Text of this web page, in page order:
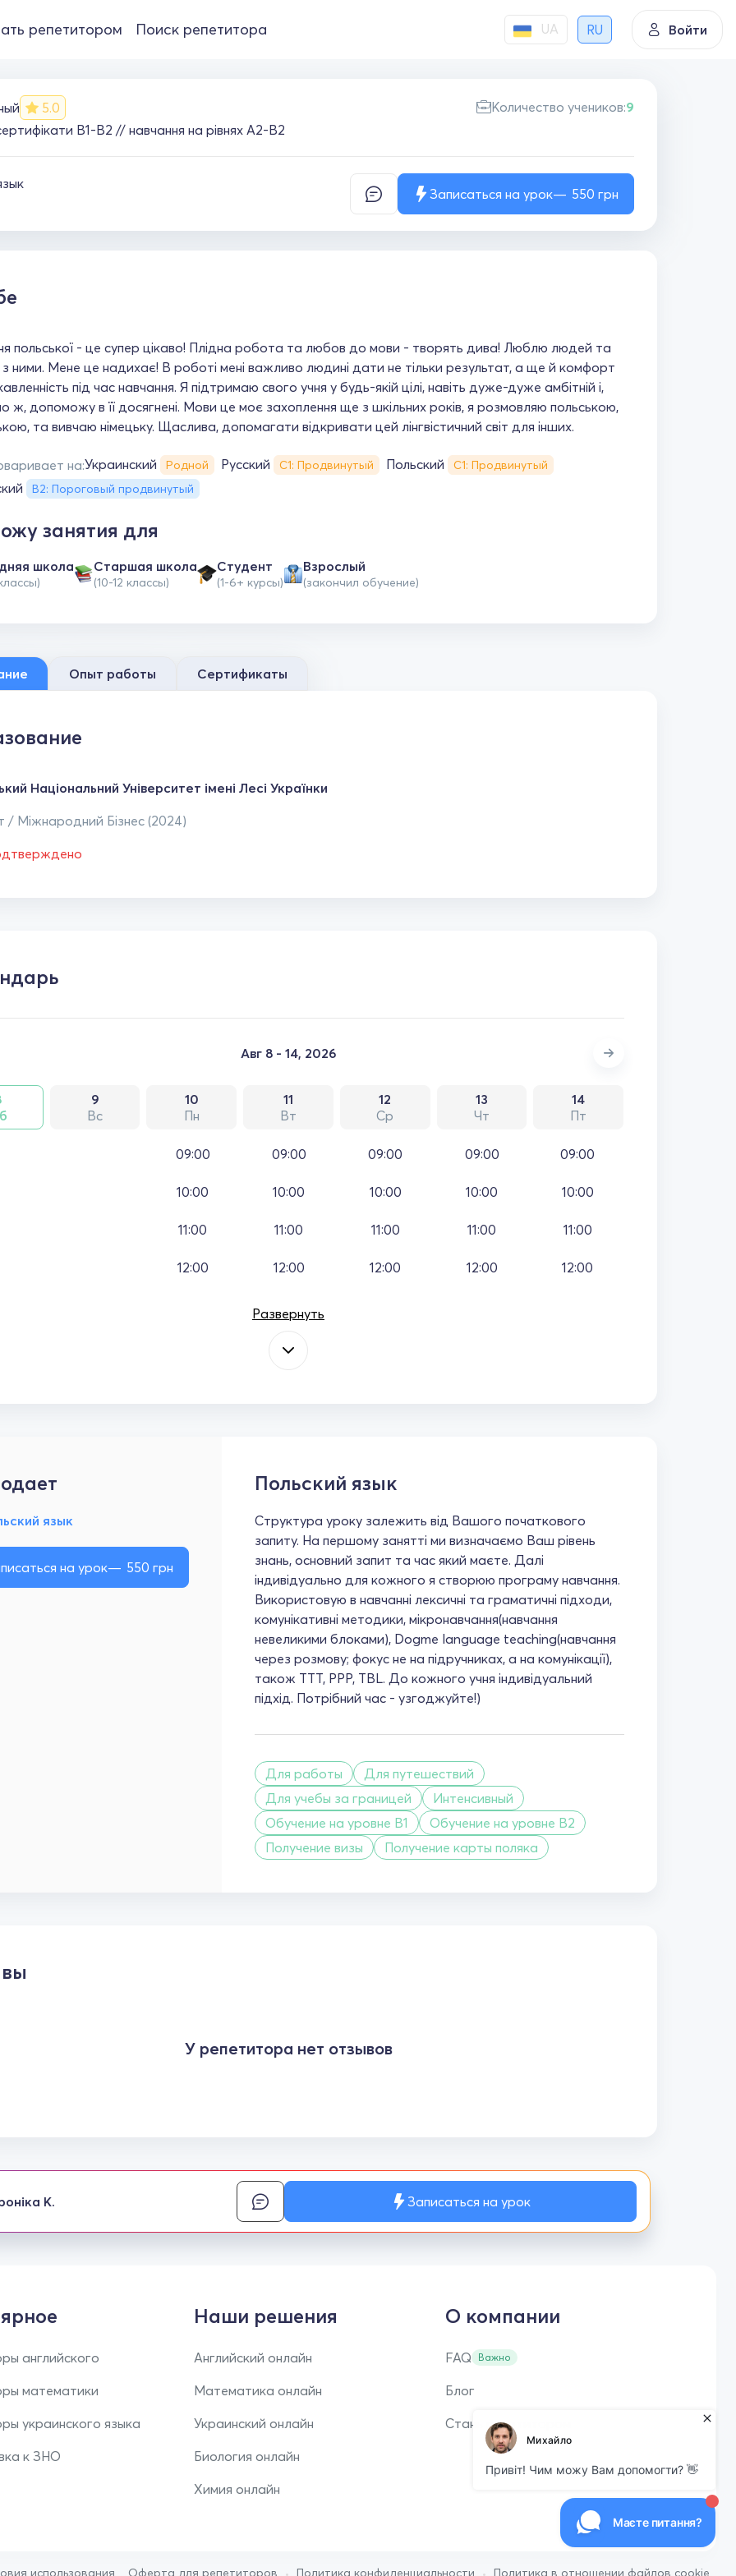
репетитором Поиск репетитора UA RU Войти
5.0
В1-В2 // навчання на рівнях А2-В2
Количество учеников:9
Записаться на урок 550 грн
польської - це супер цікаво! Плідна робота та любов до мови - творять дива! Люблю людей та
ними. Мене це надихає! В роботі мені важливо людині дати не тільки результат, а ще й комфорт
під час навчання. Я підтримаю свого учня у будь-якій цілі, навіть дуже-дуже амбітній і,
ж, допоможу в її досягнені. Мови це моє захоплення ще з шкільних років, я розмовляю польською,
та вивчаю німецьку. Щаслива, допомагати відкривати цей лінгвістичний світ для інших.
на:Украинский Родной Русский С1: Продвинутый Польский С1: Продвинутый
B2: Пороговый продвинутый
занятия для
школа Cтаршая школа
(10-12 классы)
Студент
(1-6+ курсы)
Взрослый
(закончил обучение)
Опыт работы Сертификаты
Національний Університет імені Лесі Українки
/ Міжнародний Бізнес (2024)
Авг 8 - 14, 2026
9
Вс
10
Пн
11
Вт
12
Ср
13
Чт
14
Пт
09:00
10:00
11:00
12:00
09:00
10:00
11:00
12:00
09:00
10:00
11:00
12:00
09:00
10:00
11:00
12:00
09:00
10:00
11:00
12:00
Развернуть
язык
на урок 550 грн
Польский язык
Структура уроку залежить від Вашого початкового
запиту. На першому занятті ми визначаємо Ваш рівень
знань, основний запит та час який маєте. Далі
індивідуально для кожного я створюю програму навчання.
Використовую в навчанні лексичні та граматичні підходи,
комунікативні методики, мікронавчання(навчання
невеликими блоками), Dogme language teaching(навчання
через розмову; фокус не на підручниках, а на комунікації),
також ТТТ, РРР, TBL. До кожного учня індивідуальний
підхід. Потрібний час - узгоджуйте!)
Для работы
Для путешествий
Для учебы за границей
Интенсивный
Обучение на уровне B1
Обучение на уровне B2
Получение визы
Получение карты поляка
У репетитора нет отзывов
К. Записаться на урок
английского
математики
украинского языка
к ЗНО
Наши решения
Английский онлайн
Математика онлайн
Украинский онлайн
Биология онлайн
Химия онлайн
О компании
FAQ Важно
Блог
Стань репетитором
использования Оферта для репетиторов Политика конфиденциальности Политика в отношении файлов cookie